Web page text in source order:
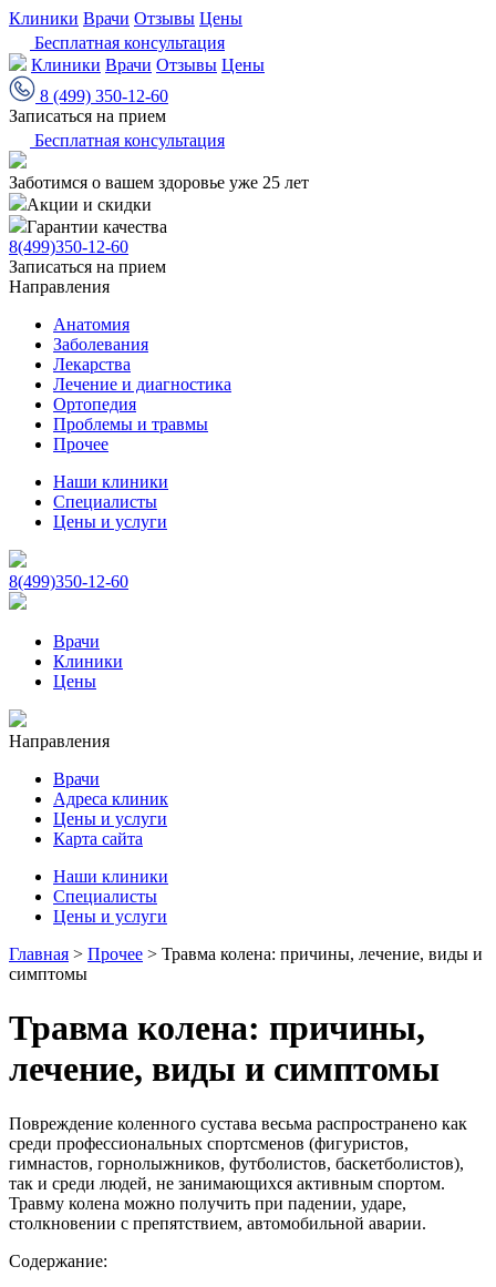
Клиники Врачи Отзывы Цены
Бесплатная консультация
Клиники Врачи Отзывы Цены
8 (499) 350-12-60
Записаться на прием
Бесплатная консультация
Заботимся о вашем здоровье уже 25 лет
Акции и скидки
Гарантии качества
8(499)350-12-60
Записаться на прием
Направления
Анатомия
Заболевания
Лекарства
Лечение и диагностика
Ортопедия
Проблемы и травмы
Прочее
Наши клиники
Специалисты
Цены и услуги
8(499)350-12-60
Врачи
Клиники
Цены
Направления
Врачи
Адреса клиник
Цены и услуги
Карта сайта
Наши клиники
Специалисты
Цены и услуги
Главная > Прочее > Травма колена: причины, лечение, виды и
симптомы
Травма колена: причины,
лечение, виды и симптомы
Повреждение коленного сустава весьма распространено как
среди профессиональных спортсменов (фигуристов,
гимнастов, горнолыжников, футболистов, баскетболистов),
так и среди людей, не занимающихся активным спортом.
Травму колена можно получить при падении, ударе,
столкновении с препятствием, автомобильной аварии.
Содержание: